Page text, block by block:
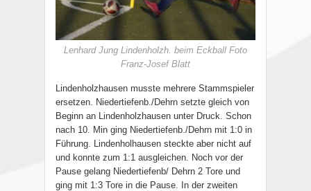
Lenhard Jung Lindenholzh. beim Eckball Foto
Franz-Josef Blatt
Lindenholzhausen musste mehrere Stammspieler
ersetzen. Niedertiefenb./Dehrn setzte gleich von
Beginn an Lindenholzhausen unter Druck. Schon
nach 10. Min ging Niedertiefenb./Dehrn mit 1:0 in
Führung. Lindenholhausen steckte aber nicht auf
und konnte zum 1:1 ausgleichen. Noch vor der
Pause gelang Niedertiefenb/ Dehrn 2 Tore und
ging mit 1:3 Tore in die Pause. In der zweiten